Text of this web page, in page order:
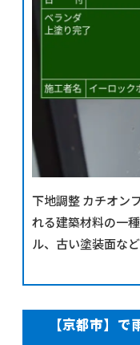
下地調整 カチオンフィラーは、下地調整材として使わ
れる建築材料の一
ル、古い塗装面な
ンフィラーの「カ
オ
【京都市】で